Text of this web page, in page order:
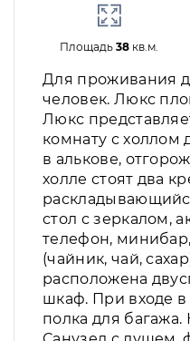
Площадь38 кв.м.
Для проживания
человек. Люкс
Люкс
комнату с холлом
в алькове,
холле стоят два
стол с зеркалом,
телефон,
(чайник, чай,
расположена
шкаф. При входе
полка для